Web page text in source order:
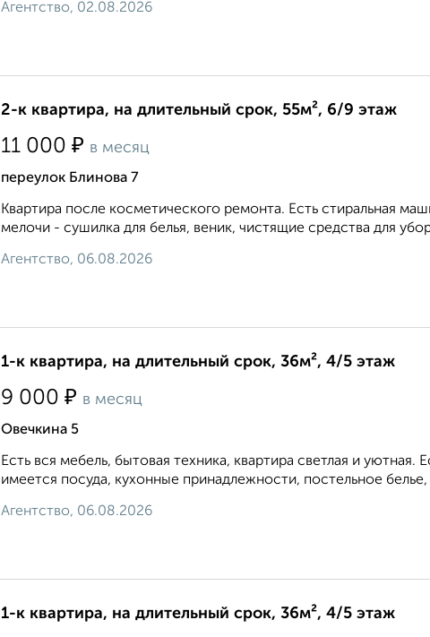
Агентство, 02.08.2026
2-к квартира, на длительный срок, 55м², 6/9 этаж
11 000 ₽ в месяц
переулок Блинова 7
Квартира после косметического ремонта. Есть стиральная
мелочи - сушилка для белья, веник, чистящие средства для
Агентство, 06.08.2026
1-к квартира, на длительный срок, 36м², 4/5 этаж
9 000 ₽ в месяц
Овечкина 5
Есть вся мебель, бытовая техника, квартира светлая и
имеется посуда, кухонные принадлежности, постельное
Агентство, 06.08.2026
1-к квартира, на длительный срок, 36м², 4/5 этаж